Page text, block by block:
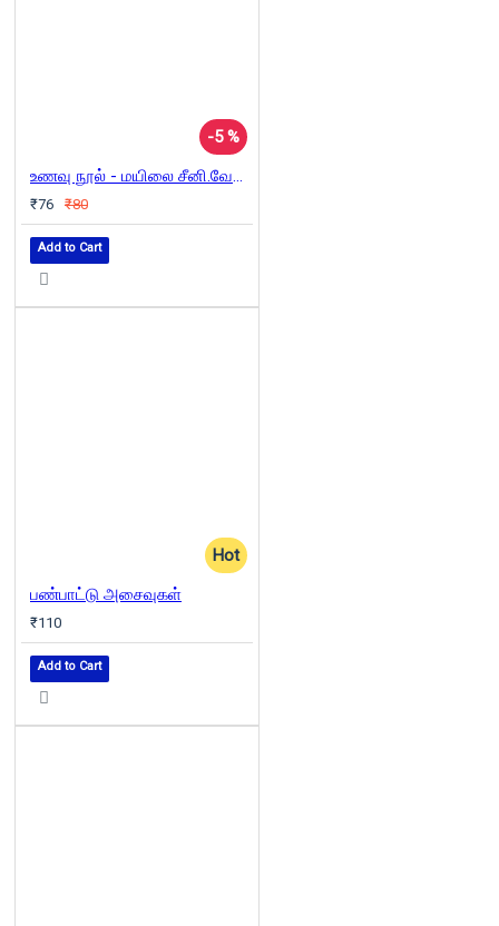
-5 %
உணவு நூல் - மயிலை சீனி.வேங்கடசாமி
₹76 ₹80
Add to Cart
Hot
பண்பாட்டு அசைவுகள்
₹110
Add to Cart